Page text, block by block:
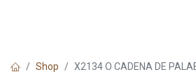
Shop X2134 O CADENA DE